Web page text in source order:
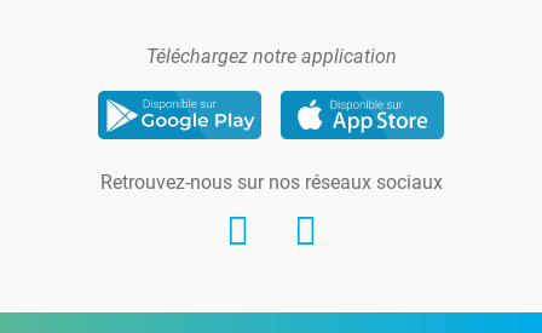
Téléchargez notre application
Retrouvez-nous sur nos réseaux sociaux